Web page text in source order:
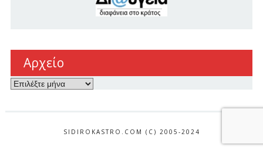
Αρχείο
Αρχείο
SIDIROKASTRO.COM (C) 2005-2024